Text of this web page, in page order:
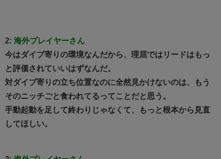
2: 海外プレイヤーさん
今はダイブ寄りの環境なんだから、理屈ではリードはもっ
と評価されていいはずなんだ。
対ダイブ寄りの立ち位置なのに全然見かけないのは、もう
そのニッチごと食われてるってことだと思う。
手動起動を足して終わりじゃなくて、もっと根本から見直
してほしい。